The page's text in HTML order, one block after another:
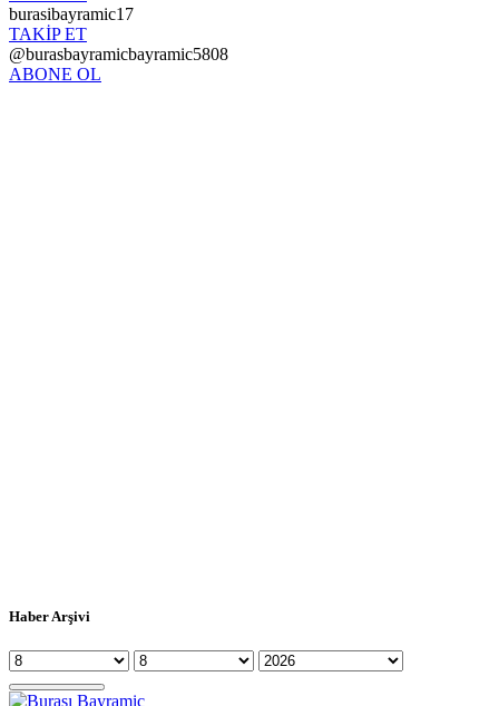
burasibayramic17
TAKİP ET
@burasbayramicbayramic5808
ABONE OL
Haber Arşivi